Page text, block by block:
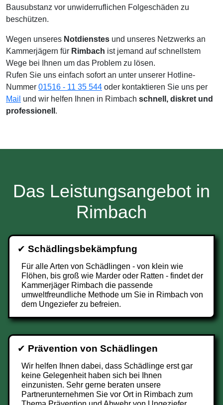
Bausubstanz vor unwiderruflichen Folgeschäden zu
beschützen.
Wegen unseres Notdienstes und unseres Netzwerks an
Kammerjägern für Rimbach ist jemand auf schnellstem
Wege bei Ihnen um das Problem zu lösen.
Rufen Sie uns einfach sofort an unter unserer Hotline-
Nummer 01516 - 11 35 544 oder kontaktieren Sie uns per
Mail und wir helfen Ihnen in Rimbach schnell, diskret und
professionell .
Das Leistungsangebot in
Rimbach
✔ Schädlingsbekämpfung
Für alle Arten von Schädlingen - von klein wie
Flöhen, bis groß wie Marder oder Ratten - findet der
Kammerjäger Rimbach die passende
umweltfreundliche Methode um Sie in Rimbach von
dem Ungeziefer zu befreien.
✔ Prävention von Schädlingen
Wir helfen Ihnen dabei, dass Schädlinge erst gar
keine Gelegenheit haben sich bei Ihnen
einzunisten. Sehr gerne beraten unsere
Partnerunternehmen Sie vor Ort in Rimbach zum